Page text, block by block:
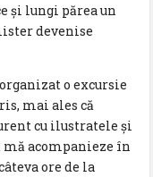
și lungi părea un
devenise
o excursie
mai ales că
cu ilustratele și
mă acompanieze în
ore de la